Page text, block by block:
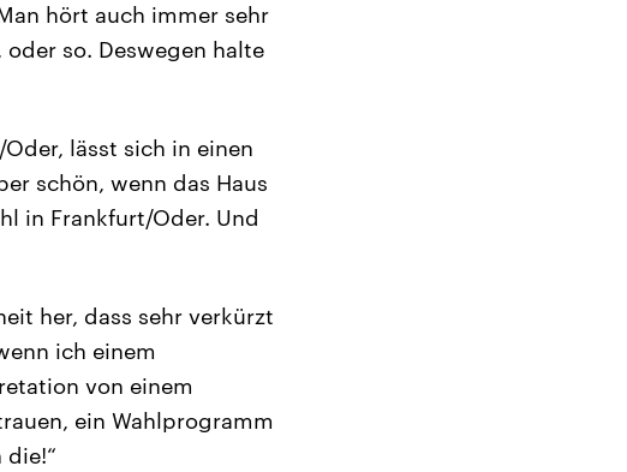
hört auch immer sehr
so. Deswegen halte
lässt sich in einen
schön, wenn das Haus
in Frankfurt/Oder. Und
her, dass sehr verkürzt
ich einem
von einem
ein Wahlprogramm